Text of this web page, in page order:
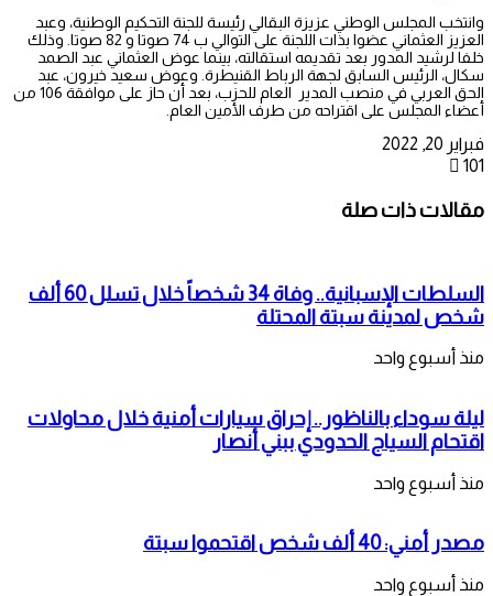
وانتخب المجلس الوطني عزيزة البقالي رئيسة للجنة التحكيم الوطنية، وعبد
العزيز العثماني عضوا بذات اللجنة على التوالي ب 74 صوتا و 82 صوتا. وذلك
خلفا لرشيد المدور بعد تقديمه استقالته، بينما عوض العثماني عبد الصمد
سكال، الرئيس السابق لجهة الرباط القنيطرة. وعوض سعيد خيرون، عبد
الحق العربي في منصب المدير العام للحزب، بعد أن حاز على موافقة 106 من
أعضاء المجلس على اقتراحه من طرف الأمين العام.
فبراير 20, 2022
101
مقالات ذات صلة
السلطات الإسبانية.. وفاة 34 شخصاً خلال تسلل 60 ألف
شخص لمدينة سبتة المحتلة
منذ أسبوع واحد
ليلة سوداء بالناظور.. إحراق سيارات أمنية خلال محاولات
اقتحام السياج الحدودي ببني أنصار
منذ أسبوع واحد
مصدر أمني: 40 ألف شخص اقتحموا سبتة
منذ أسبوع واحد